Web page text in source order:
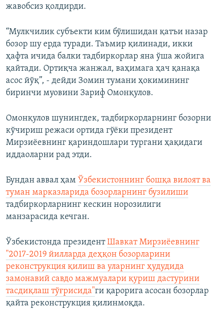
жавобсиз қолдирди.
“Мулкчилик субъекти ким бўлишидан қатъи назар
бозор шу ерда туради. Таъмир қилинади, икки
ҳафта ичида балки тадбиркорлар яна ўша жойига
қайтади. Ортиқча жанжал, ваҳимага ҳач қанақа
асос йўқ”, - дейди Зомин тумани ҳокимининг
биринчи муовини Зариф Омонқулов.
Омонқулов шунингдек, тадбиркорларнинг бозорни
кўчириш режаси ортида гўёки президент
Мирзиёевнинг қариндошлари тургани ҳақидаги
иддаоларни рад этди.
Бундан аввал ҳам Ўзбекистоннинг бошқа вилоят ва
туман марказларида бозорларнинг бузилиши
тадбиркорларнинг кескин норозилиги
манзарасида кечган.
Ўзбекистонда президентШавкат Мирзиёевнинг
"2017-2019 йилларда деҳқон бозорларини
реконструкция қилиш ва уларнинг ҳудудида
замонавий савдо мажмуалари қуриш дастурини
тасдиқлаш тўғрисида"ги қарорига асосан бозорлар
қайта реконструкция қилинмоқда.